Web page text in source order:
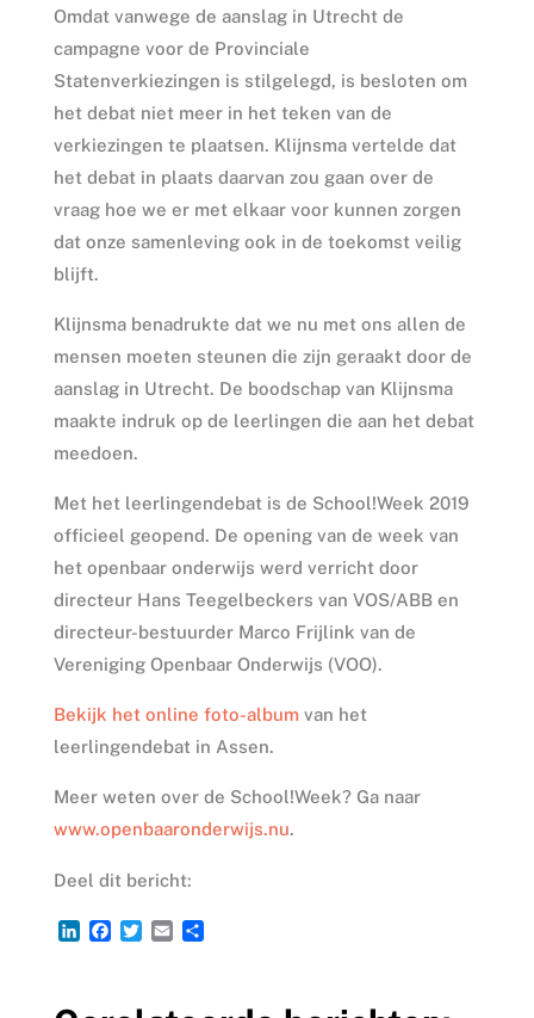
Omdat vanwege de aanslag in Utrecht de
campagne voor de Provinciale
Statenverkiezingen is stilgelegd, is besloten om
het debat niet meer in het teken van de
verkiezingen te plaatsen. Klijnsma vertelde dat
het debat in plaats daarvan zou gaan over de
vraag hoe we er met elkaar voor kunnen zorgen
dat onze samenleving ook in de toekomst veilig
blijft.
Klijnsma benadrukte dat we nu met ons allen de
mensen moeten steunen die zijn geraakt door de
aanslag in Utrecht. De boodschap van Klijnsma
maakte indruk op de leerlingen die aan het debat
meedoen.
Met het leerlingendebat is de School!Week 2019
officieel geopend. De opening van de week van
het openbaar onderwijs werd verricht door
directeur Hans Teegelbeckers van VOS/ABB en
directeur-bestuurder Marco Frijlink van de
Vereniging Openbaar Onderwijs (VOO).
Bekijk het online foto-album van het
leerlingendebat in Assen.
Meer weten over de School!Week? Ga naar
www.openbaaronderwijs.nu.
Deel dit bericht:
L
F
T
E
D